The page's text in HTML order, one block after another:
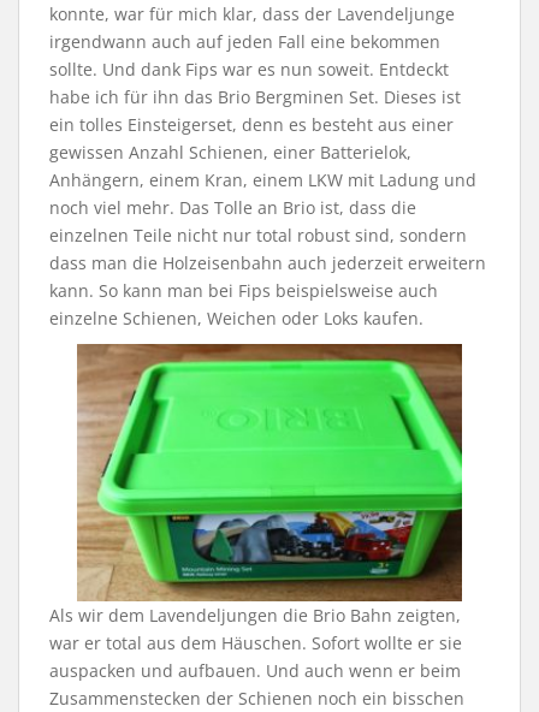
konnte, war für mich klar, dass der Lavendeljunge
irgendwann auch auf jeden Fall eine bekommen
sollte. Und dank Fips war es nun soweit. Entdeckt
habe ich für ihn das Brio Bergminen Set. Dieses ist
ein tolles Einsteigerset, denn es besteht aus einer
gewissen Anzahl Schienen, einer Batterielok,
Anhängern, einem Kran, einem LKW mit Ladung und
noch viel mehr. Das Tolle an Brio ist, dass die
einzelnen Teile nicht nur total robust sind, sondern
dass man die Holzeisenbahn auch jederzeit erweitern
kann. So kann man bei Fips beispielsweise auch
einzelne Schienen, Weichen oder Loks kaufen.
Als wir dem Lavendeljungen die Brio Bahn zeigten,
war er total aus dem Häuschen. Sofort wollte er sie
auspacken und aufbauen. Und auch wenn er beim
Zusammenstecken der Schienen noch ein bisschen